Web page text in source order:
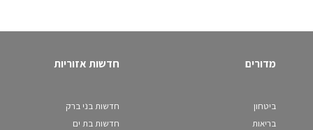
מדורים
ביטחון
בריאות
חדשות אזוריות
חדשות בני ברק
חדשות בת ים